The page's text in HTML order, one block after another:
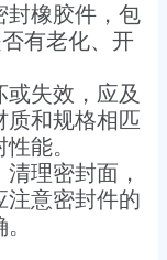
封橡胶件，包
有老化、开
失效，应及
质和规格相匹
能。
理密封面，
注意密封件的